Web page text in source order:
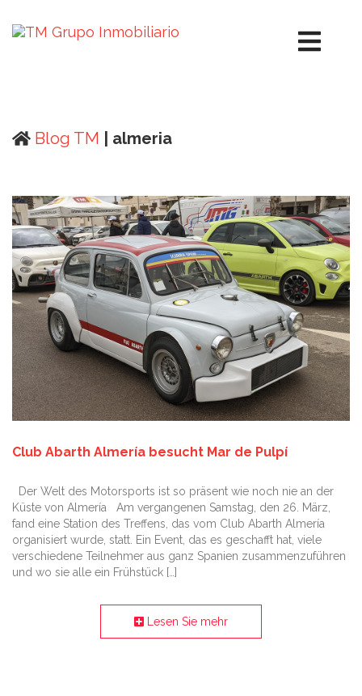
Blog TM | almeria
Club Abarth Almería besucht Mar de Pulpí
Der Welt des Motorsports ist so präsent wie noch nie an der
Küste von Almería Am vergangenen Samstag, den 26. März,
fand eine Station des Treffens, das vom Club Abarth Almería
organisiert wurde, statt. Ein Event, das es geschafft hat, viele
verschiedene Teilnehmer aus ganz Spanien zusammenzuführen
und wo sie alle ein Frühstück […]
Lesen Sie mehr